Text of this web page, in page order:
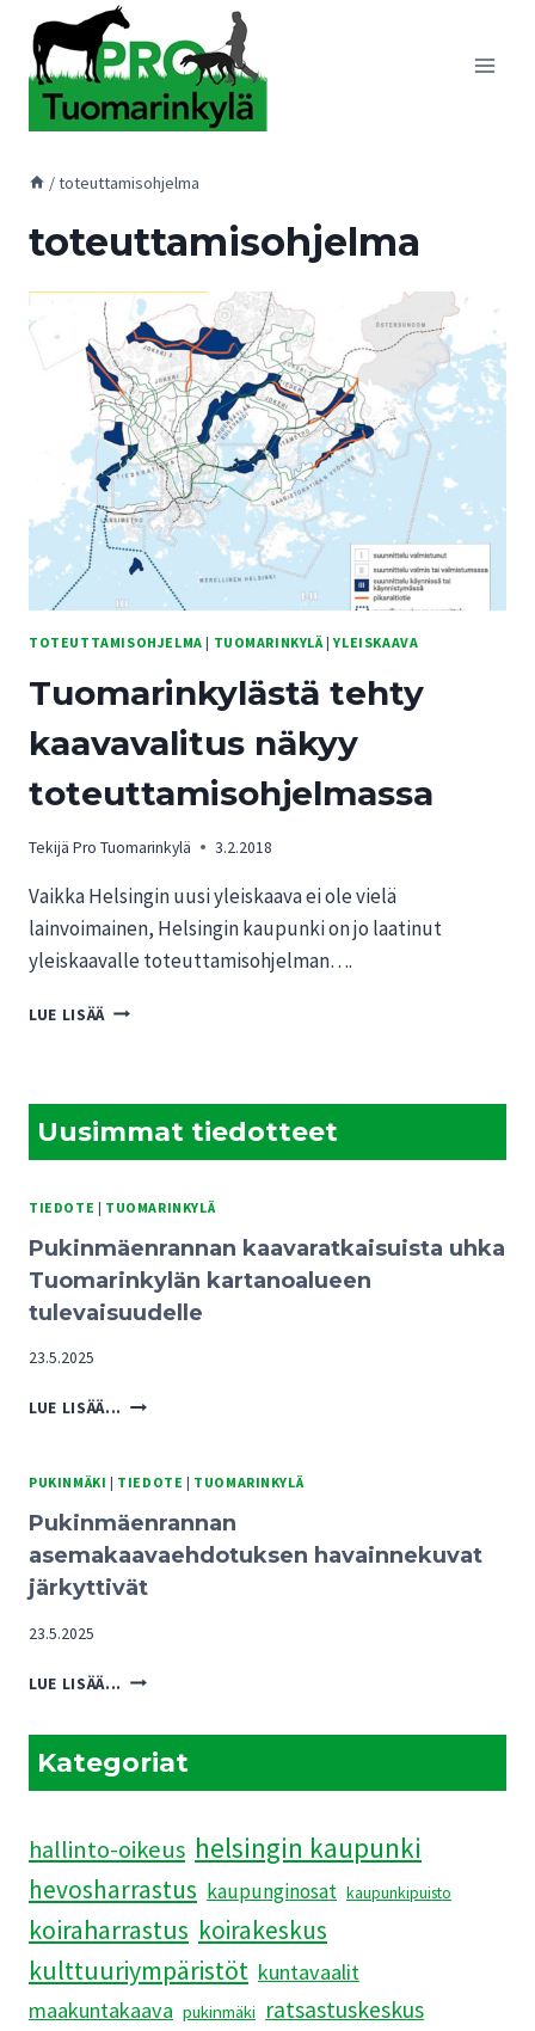
sisältöön
/toteuttamisohjelma
toteuttamisohjelma
TOTEUTTAMISOHJELMA | TUOMARINKYLÄ|YLEISKAAVA
Tuomarinkylästä tehty
kaavavalitus näkyy
toteuttamisohjelmassa
Tekijä Pro Tuomarinkylä 3.2.2018
Vaikka Helsingin uusi yleiskaava ei ole vielä
lainvoimainen, Helsingin kaupunki on jo laatinut
yleiskaavalle toteuttamisohjelman….
LUE LISÄÄ TUOMARINKYLÄSTÄ
TOTEUTTAMISOHJELMASSA
Uusimmat tiedotteet
TIEDOTE | TUOMARINKYLÄ
Pukinmäenrannan kaavaratkaisuista uhka
Tuomarinkylän kartanoalueen
tulevaisuudelle
23.5.2025
LUE LISÄÄ... PUKINMÄENRANNAN
TUOMARINKYLÄN
TULEVAISUUDELLE
PUKINMÄKI | TIEDOTE | TUOMARINKYLÄ
Pukinmäenrannan
asemakaavaehdotuksen havainnekuvat
järkyttivät
23.5.2025
LUE LISÄÄ... PUKINMÄENRANNAN
JÄRKYTTIVÄT
Kategoriat
hallinto-oikeus helsingin kaupunki
hevosharrastus kaupunginosat kaupunkipuisto
koiraharrastus koirakeskus
kulttuuriympäristöt kuntavaalit
maakuntakaava pukinmäki ratsastuskeskus